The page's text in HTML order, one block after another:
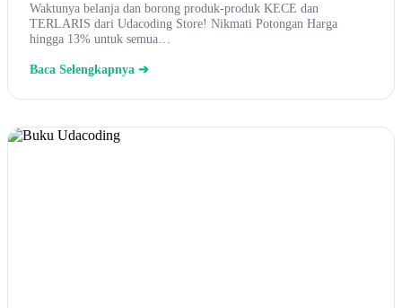
Waktunya belanja dan borong produk-produk KECE dan
TERLARIS dari Udacoding Store! Nikmati Potongan Harga
hingga 13% untuk semua…
Baca Selengkapnya ➔